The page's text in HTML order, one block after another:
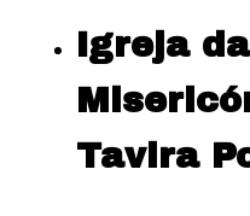
Igreja da
Tavira